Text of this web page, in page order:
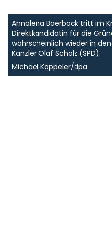
Annalena Baerbock tritt im
Direktkandidatin für die
wahrscheinlich wieder in
Kanzler Olaf Scholz (SPD).
Michael Kappeler/dpa